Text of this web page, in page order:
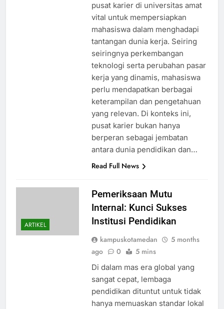
pusat karier di universitas amat
vital untuk mempersiapkan
mahasiswa dalam menghadapi
tantangan dunia kerja. Seiring
seiringnya perkembangan
teknologi serta perubahan pasar
kerja yang dinamis, mahasiswa
perlu mendapatkan berbagai
keterampilan dan pengetahuan
yang relevan. Di konteks ini,
pusat karier bukan hanya
berperan sebagai jembatan
antara dunia pendidikan dan…
Read Full News
ARTIKEL
Pemeriksaan Mutu
Internal: Kunci Sukses
Institusi Pendidikan
kampuskotamedan
5 months
ago
0 5 mins
Di dalam mas era global yang
sangat cepat, lembaga
pendidikan dituntut untuk tidak
hanya memuaskan standar lokal